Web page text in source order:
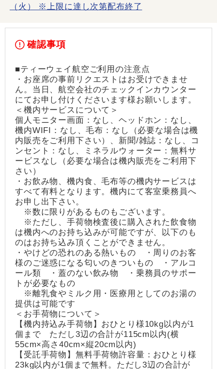
（火） ※上限に達し次第配布終了
確認事項
■ティーウェイ航空ご利用の注意点
・お座席の事前リクエストはお受けできませ
ん。当日、航空会社のチェックインカウンター
にてお申し付けくださいます様お願いします。
＜機内サービスについて＞
個人モニター画面：なし、ヘッドホン：なし、
機内WIFI：なし、毛布：なし（必要な場合は機
内販売をご利用下さい）、新聞/雑誌：なし、コ
ンセント：なし、ミネラルウォーター：無料サ
ービスなし（必要な場合は機内販売をご利用下
さい）
・お飲み物、機内食、毛布等の機内サービスは
すべて有料となります。機内にて客室乗務員へ
お申し出下さい。
※数に限りがあるものもございます。
※ただし、手荷物検査後に購入された飲食物
は機内へのお持ち込みが可能ですが、以下のも
のはお持ち込み頂くことができません。
・やけどの恐れのある熱いもの ・周りのお客
様のご迷惑になる匂いのきついもの ・アルコ
ール類 ・蓋のない飲み物 ・乗務員のサポー
トが必要なもの
※離乳食やミルク用・医療用としてのお湯の
提供は可能です
＜お手荷物について＞
【機内持込み手荷物】おひとり様10kg以内が1
個まで ただし3辺の合計が115cm以内(横
55cm×高さ40cm×縦20cm以内)
【受託手荷物】無料手荷物許容量：おひとり様
23kg以内が1個まで無料。ただし3辺の合計が